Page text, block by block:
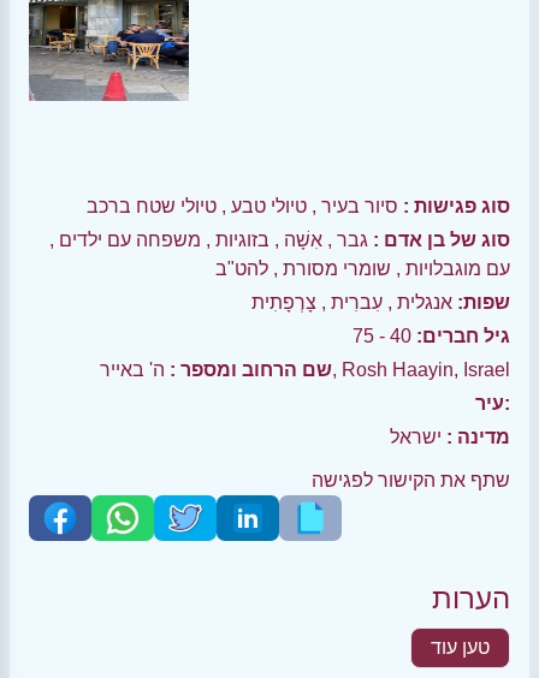
סוג פגישות : סיור בעיר , טיולי טבע , טיולי שטח ברכב
סוג של בן אדם : גבר , אִשָׁה , בזוגיות , משפחה עם ילדים ,
עם מוגבלויות , שומרי מסורת , להט"ב
שפות: אנגלית , עִברִית , צָרְפָתִית
גיל חברים: 40 - 75
שם הרחוב ומספר :ה' באייר, Rosh Haayin, Israel
עיר:
מדינה : ישראל
שתף את הקישור לפגישה
הערות
טען עוד